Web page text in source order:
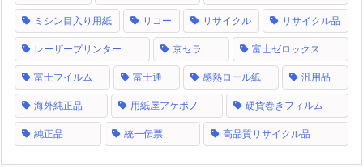
ミシン目入り用紙 リコー リサイクル リサイクル品
レーザープリンター 京セラ 富士ゼロックス
富士フイルム 富士通 感熱ロール紙 汎用品
海外純正品 用紙屋アケボノ 硬貨巻きフィルム
純正品 統一伝票 高品質リサイクル品